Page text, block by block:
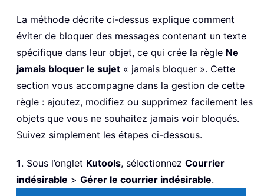
La méthode décrite ci-dessus explique comment
éviter de bloquer des messages contenant un texte
spécifique dans leur objet, ce qui crée la règle Ne
jamais bloquer le sujet « jamais bloquer ». Cette
section vous accompagne dans la gestion de cette
règle : ajoutez, modifiez ou supprimez facilement les
objets que vous ne souhaitez jamais voir bloqués.
Suivez simplement les étapes ci-dessous.
1. Sous l’onglet Kutools, sélectionnez Courrier
indésirable > Gérer le courrier indésirable.